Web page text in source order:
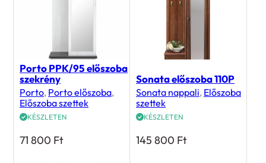
Porto PPK/95 előszoba
szekrény
Porto, Porto előszoba,
Előszoba szettek
KÉSZLETEN
71 800 Ft
Sonata előszoba 110P
Sonata nappali, Előszoba
szettek
KÉSZLETEN
145 800 Ft